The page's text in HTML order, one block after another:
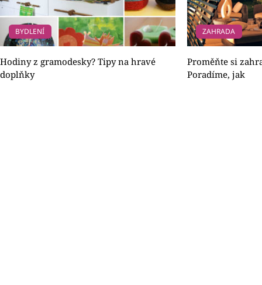
BYDLENÍ
Hodiny z gramodesky? Tipy na hravé
doplňky
ZAHRADA
Proměňte si
Poradíme, jak